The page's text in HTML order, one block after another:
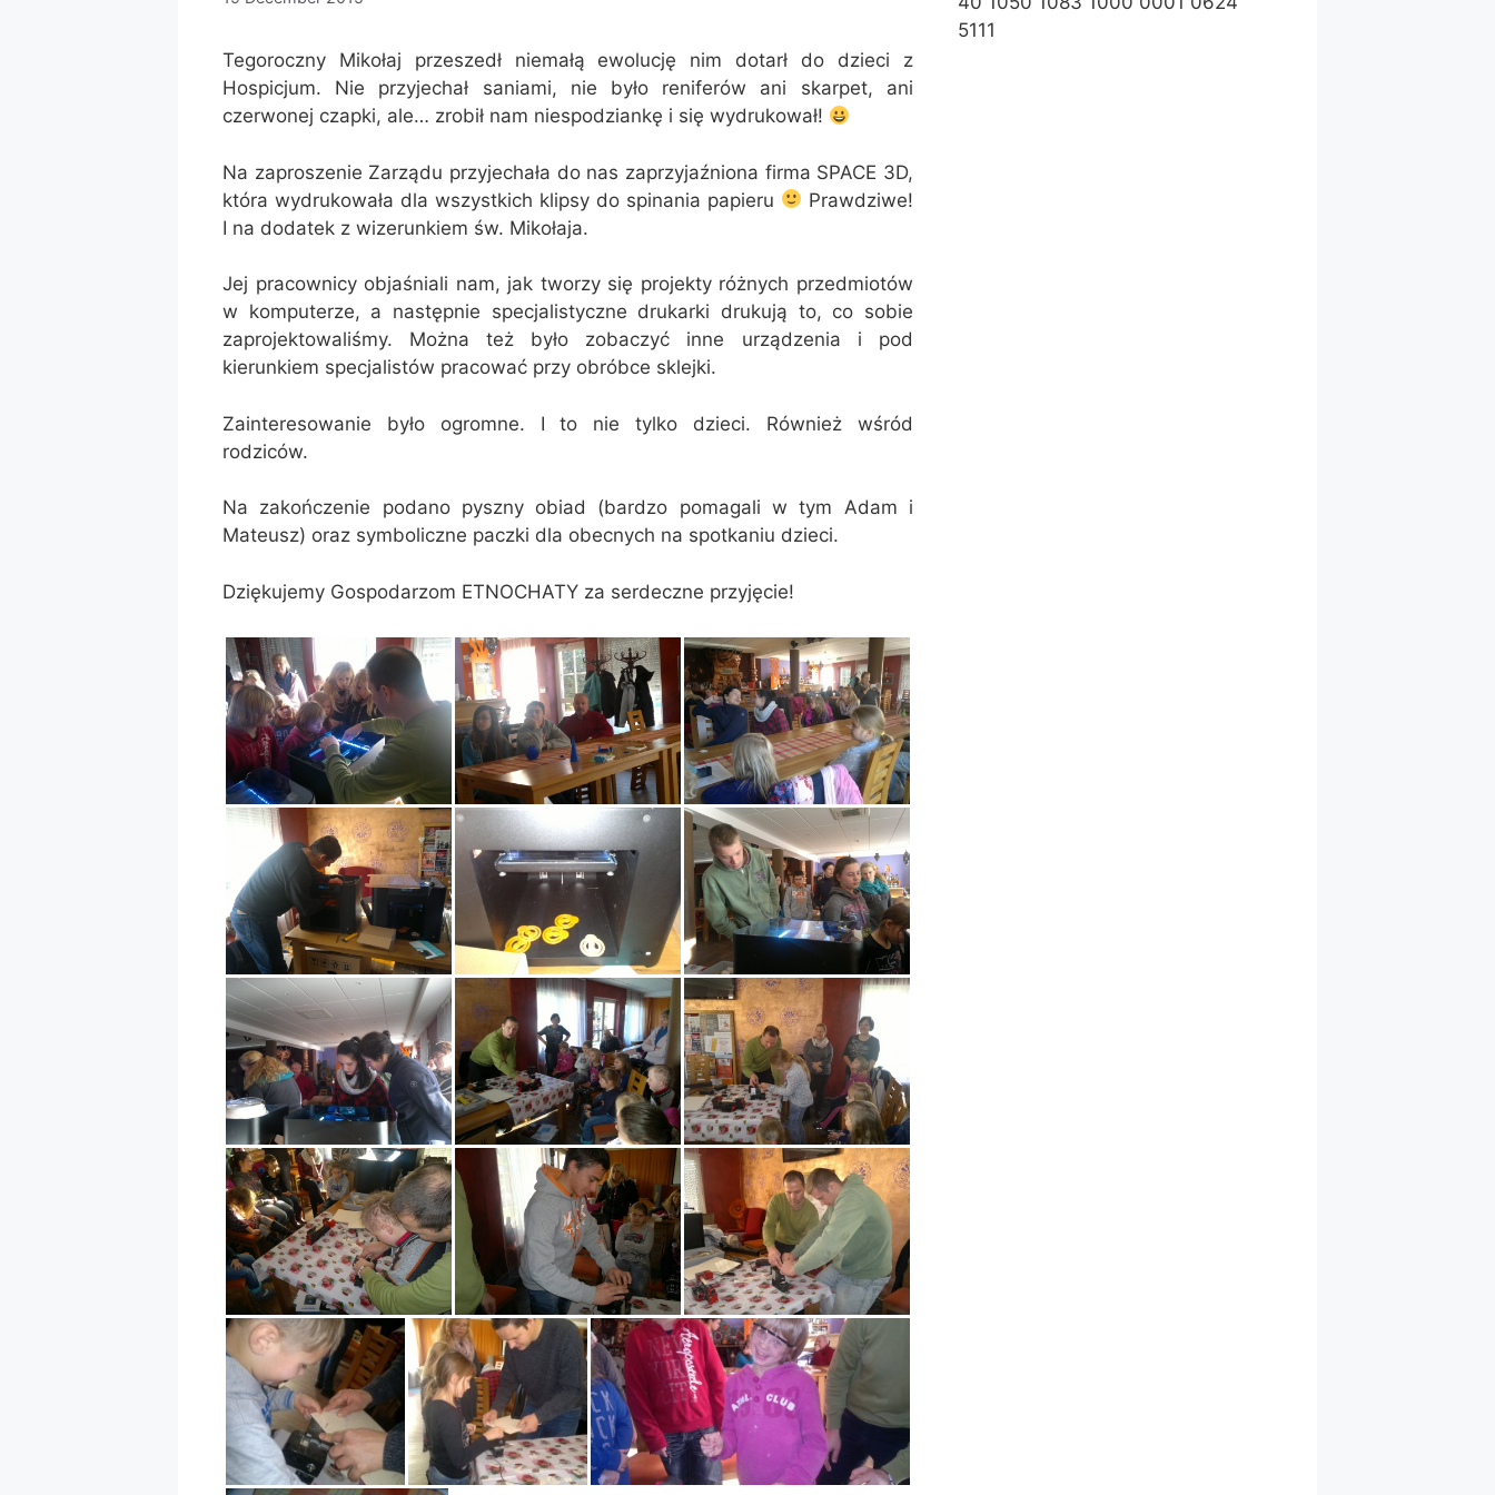
Tegoroczny Mikołaj przeszedł niemałą ewolucję nim dotarł do dzieci z
Hospicjum. Nie przyjechał saniami, nie było reniferów ani skarpet, ani
czerwonej czapki, ale… zrobił nam niespodziankę i się wydrukował!
Na zaproszenie Zarządu przyjechała do nas zaprzyjaźniona firma SPACE 3D,
która wydrukowała dla wszystkich klipsy do spinania papieru
Prawdziwe!
I na dodatek z wizerunkiem św. Mikołaja.
Jej pracownicy objaśniali nam, jak tworzy się projekty różnych przedmiotów
w komputerze, a następnie specjalistyczne drukarki drukują to, co sobie
zaprojektowaliśmy. Można też było zobaczyć inne urządzenia i pod
kierunkiem specjalistów pracować przy obróbce sklejki.
Zainteresowanie było ogromne. I to nie tylko dzieci. Również wśród
rodziców.
Na zakończenie podano pyszny obiad (bardzo pomagali w tym Adam i
Mateusz) oraz symboliczne paczki dla obecnych na spotkaniu dzieci.
Dziękujemy Gospodarzom ETNOCHATY za serdeczne przyjęcie!
5111